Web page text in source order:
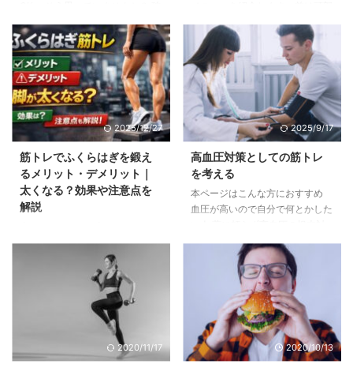
が、実は筋肥大の観点では“効率
が悪い選択”です。近年のスポー
ツ栄養学では、筋肉を大きくする
ために重要なのは「タイミング」
ではなく24時間トータルでのタ
ンパク質摂取量だと分かっていま
す。 この記事では、最新の研究
パク質摂取 ステーキが非効率な
理由 具体的な摂取量の目安 を分
かりやすく解説します。 「筋ト
レ後すぐタンパク質」はもう古
１時間＝ゴールデンタイム」 ...
痛の防に重要役割を果たします。
自重や器具を使ったレーニング方
法、首の安定に必要な筋肉（僧帽
筋、胸鎖乳突筋、斜角筋群など）
の役割、効果、およびトレーニン
グ頻度詳しく解されています。鍛
えることでらメリットには、頭痛
た目の引き締めなどがあり、効果
的トーニングには、適切な負荷で
ゆっくり動作することが求められ
ます。注意点としては、痛みを感
い姿勢を意識することをまず念頭
2025/12/27
筋トレでふくらはぎを鍛え
るメリット・デメリット｜
太くなる？効果や注意点を
解説
「ふくらはぎを鍛えると脚が太く
なるのでは？」と悩んでいる人
「筋トレでふくらはぎを鍛える意
味はある？」と悩んでいる人
「ふくらはぎを鍛えると鈍くなら
ない？」と悩んでいる人 このよ
うな疑問を持つ人は多いのではな
いでしょうか。本記事では、筋ト
2025/9/17
高血圧対策としての筋トレ
を考える
本ページはこんな方におすすめ
血圧が高いので自分で何とかした
トロールしたい人 筋トレで一一
石二鳥三鳥を狙う人 高血圧・低
血圧でも安全に筋トレしたいした
い人 血圧と筋トレ 前提として、
高血圧は悪だと思い込まないよう
にしてください。時には高血圧が
必要なことも普通にあります。低
2020/11/17 2020/10/13